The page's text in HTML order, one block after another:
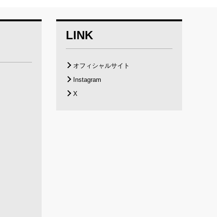
LINK
オフィシャルサイト
Instagram
X